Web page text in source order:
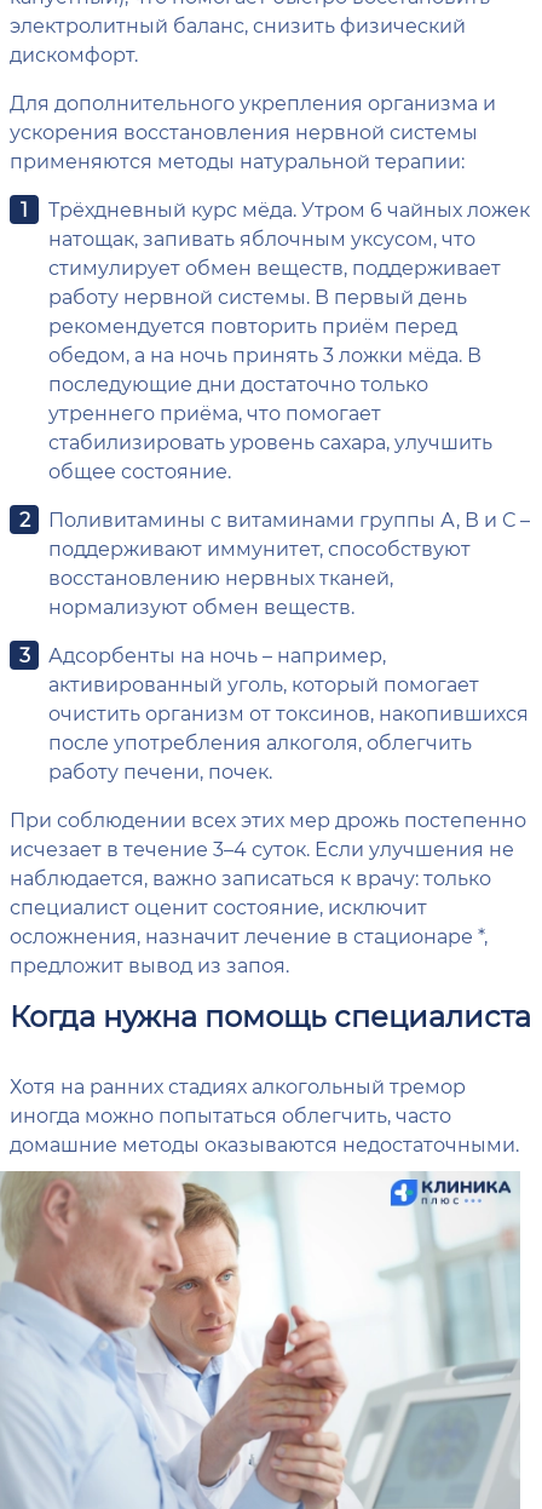
электролитный баланс, снизить физический
дискомфорт.
Для дополнительного укрепления организма и
ускорения восстановления нервной системы
применяются методы натуральной терапии:
Трёхдневный курс мёда. Утром 6 чайных ложек
натощак, запивать яблочным уксусом, что
стимулирует обмен веществ, поддерживает
работу нервной системы. В первый день
рекомендуется повторить приём перед
обедом, а на ночь принять 3 ложки мёда. В
последующие дни достаточно только
утреннего приёма, что помогает
стабилизировать уровень сахара, улучшить
общее состояние.
Поливитамины с витаминами группы А, В и С –
поддерживают иммунитет, способствуют
восстановлению нервных тканей,
нормализуют обмен веществ.
Адсорбенты на ночь – например,
активированный уголь, который помогает
очистить организм от токсинов, накопившихся
после употребления алкоголя, облегчить
работу печени, почек.
При соблюдении всех этих мер дрожь постепенно
исчезает в течение 3–4 суток. Если улучшения не
наблюдается, важно записаться к врачу: только
специалист оценит состояние, исключит
осложнения, назначит лечение в стационаре *,
предложит вывод из запоя.
Когда нужна помощь специалиста
Хотя на ранних стадиях алкогольный тремор
иногда можно попытаться облегчить, часто
домашние методы оказываются недостаточными.